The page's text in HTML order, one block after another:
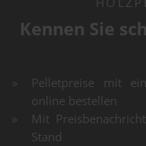
Kennen Sie
Pelletpreise mit
online bestellen
Mit
Stand